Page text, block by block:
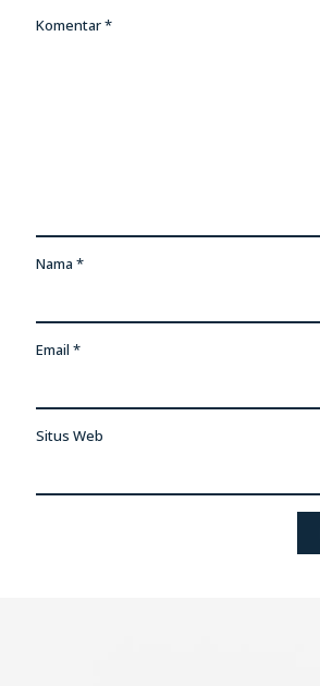
Komentar*
Nama *
Email *
Situs Web